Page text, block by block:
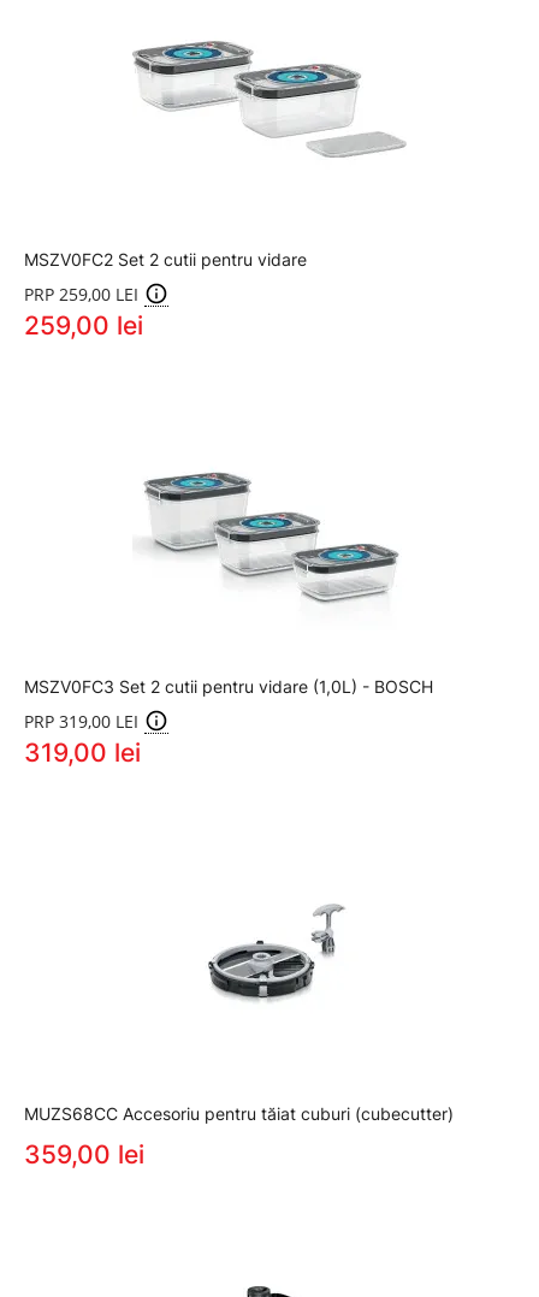
MSZV0FC2 Set 2 cutii pentru vidare
PRP 259,00 LEI
259,00 lei
MSZV0FC3 Set 2 cutii pentru vidare (1,0L) - BOSCH
PRP 319,00 LEI
319,00 lei
MUZS68CC Accesoriu pentru tăiat cuburi (cubecutter)
359,00 lei